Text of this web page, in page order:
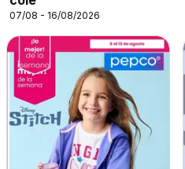
07/08 - 16/08/2026